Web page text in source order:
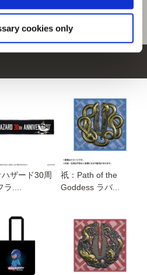
cookies only
ザード30周
ラ....
祇：Path of the
Goddess ラバ...